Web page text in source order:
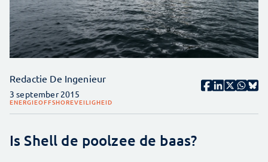
Redactie De Ingenieur
3 september 2015
ENERGIEOFFSHOREVEILIGHEID
Is Shell de poolzee de baas?